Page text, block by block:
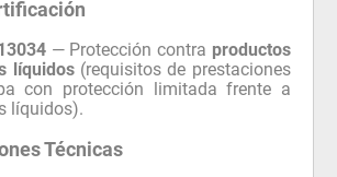
— Protección contra productos
líquidos(requisitos de prestaciones
con protección limitada frente a
líquidos).
Técnicas